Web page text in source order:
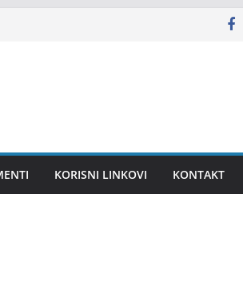
KORISNI LINKOVI KONTAKT